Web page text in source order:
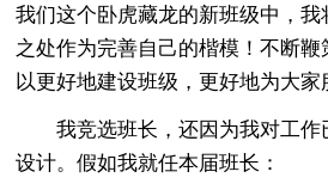
我们这个卧虎藏龙的新班级中，
之处作为完善自己的楷模！不断鞭
以更好地建设班级，更好地为大家
我竞选班长，还因为我对工
设计。假如我就任本届班长：